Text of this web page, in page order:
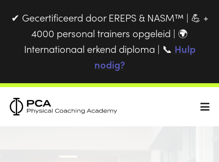
✔ Gecertificeerd door EREPS & NASM™ | 💪 +
4000 personal trainers opgeleid | 🌍
Internationaal erkend diploma | 📞 Hulp
nodig?